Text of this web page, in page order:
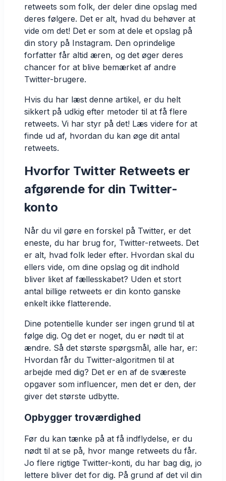
retweets som folk, der deler dine opslag med
deres følgere. Det er alt, hvad du behøver at
vide om det! Det er som at dele et opslag på
din story på Instagram. Den oprindelige
forfatter får altid æren, og det øger deres
chancer for at blive bemærket af andre
Twitter-brugere.
Hvis du har læst denne artikel, er du helt
sikkert på udkig efter metoder til at få flere
retweets. Vi har styr på det! Læs videre for at
finde ud af, hvordan du kan øge dit antal
retweets.
Hvorfor Twitter Retweets er
afgørende for din Twitter-
konto
Når du vil gøre en forskel på Twitter, er det
eneste, du har brug for, Twitter-retweets. Det
er alt, hvad folk leder efter. Hvordan skal du
ellers vide, om dine opslag og dit indhold
bliver liket af fællesskabet? Uden et stort
antal billige retweets er din konto ganske
enkelt ikke flatterende.
Dine potentielle kunder ser ingen grund til at
følge dig. Og det er noget, du er nødt til at
ændre. Så det største spørgsmål, alle har, er:
Hvordan får du Twitter-algoritmen til at
arbejde med dig? Det er en af de sværeste
opgaver som influencer, men det er den, der
giver det største udbytte.
Opbygger troværdighed
Før du kan tænke på at få indflydelse, er du
nødt til at se på, hvor mange retweets du får.
Jo flere rigtige Twitter-konti, du har bag dig, jo
lettere bliver det for dig. På grund af det vil din